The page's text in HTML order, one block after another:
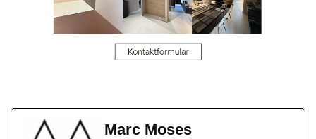
Marc Moses